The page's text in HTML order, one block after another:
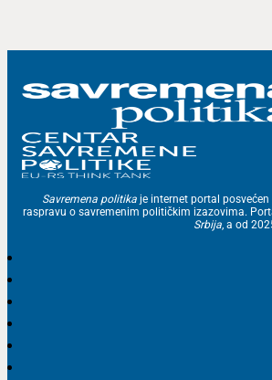
Savremena politika je internet portal
raspravu o savremenim političkim izazovima.
Srbija, a od